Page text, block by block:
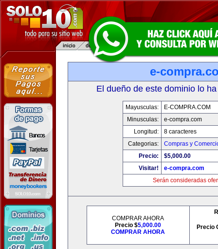
e-
El dueño de este dominio lo
Mayusculas:
E-COMPRA.COM
Minusculas:
e-compra.com
Longitud:
8 caracteres
Categorias:
Compras y
Precio:
$5,000.00
Visitar!
e-compra.com
Serán consideradas
COMPRAR AHORA
Precio $5,000.00
COMPRAR AHORA
Precio